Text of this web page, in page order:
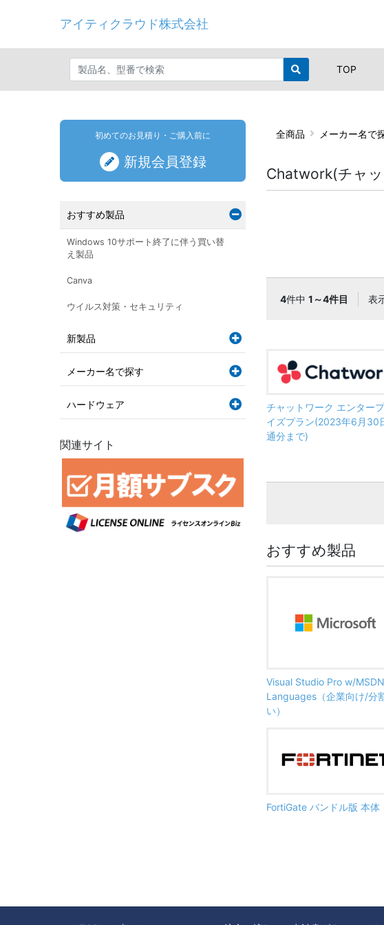
アイティクラウド株式会社
TOP
全商品 メーカー名で
Chatwork(チャ
4件中 1～4件目 表
チャットワーク エンター
イズプラン(2023年6月30
通分まで)
おすすめ製品
Visual Studio Pro w/
Languages（企業向け/分
い）
FortiGate バンドル版 本体
初めてのお見積り・ご購入前に
新規会員登録
おすすめ製品
Windows 10サポート終了に伴う買い替
え製品
Canva
ウイルス対策・セキュリティ
新製品
メーカー名で探す
ハードウェア
関連サイト